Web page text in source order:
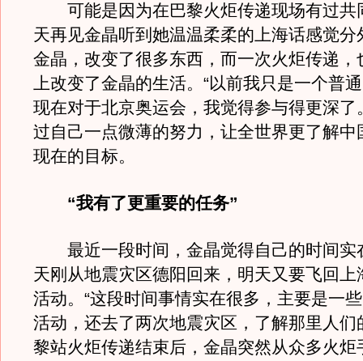
可能是因为在巴黎火炬传递现场有过共
天再见金晶听到她温温柔柔的上海话感觉分
金晶，改变了很多东西，而一次火炬传递，
上改变了金晶的生活。“以前我只是一个普
现在对于北京奥运会，我觉得参与得更深了
过自己一点微薄的努力，让全世界更了解中
现在的目标。
“我有了更重要的任务”
最近一段时间，金晶觉得自己的时间实
天刚从地震灾区德阳回来，明天又要飞回上
活动。“这段时间事情实在很多，主要是一
活动，还去了两次地震灾区，了解那里人们
黎站火炬传递结束后，金晶突然从众多火炬